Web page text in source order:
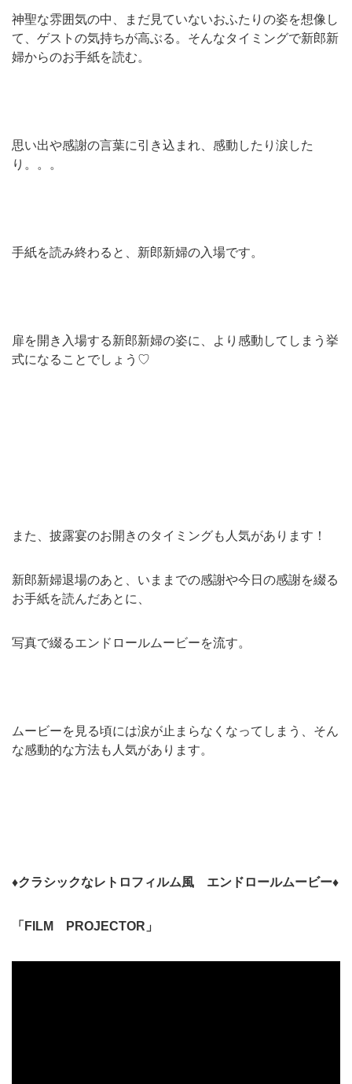
神聖な雰囲気の中、まだ見ていないおふたりの姿を想像し
て、ゲストの気持ちが高ぶる。そんなタイミングで新郎新
婦からのお手紙を読む。
思い出や感謝の言葉に引き込まれ、感動したり涙した
り。。。
手紙を読み終わると、新郎新婦の入場です。
扉を開き入場する新郎新婦の姿に、より感動してしまう挙
式になることでしょう♡
また、披露宴のお開きのタイミングも人気があります！
新郎新婦退場のあと、いままでの感謝や今日の感謝を綴る
お手紙を読んだあとに、
写真で綴るエンドロールムービーを流す。
ムービーを見る頃には涙が止まらなくなってしまう、そん
な感動的な方法も人気があります。
♦クラシックなレトロフィルム風 エンドロールムービー♦
「FILM PROJECTOR」